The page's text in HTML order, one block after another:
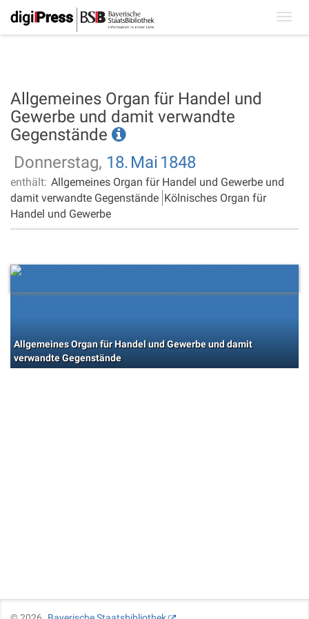
Allgemeines Organ für Handel und
Gewerbe und damit verwandte
Gegenstände
Donnerstag, 18. Mai 1848
enthält: Allgemeines Organ für Handel und Gewerbe und
damit verwandte Gegenstände Kölnisches Organ für
Handel und Gewerbe
Allgemeines Organ für Handel und Gewerbe und damit
verwandte Gegenstände